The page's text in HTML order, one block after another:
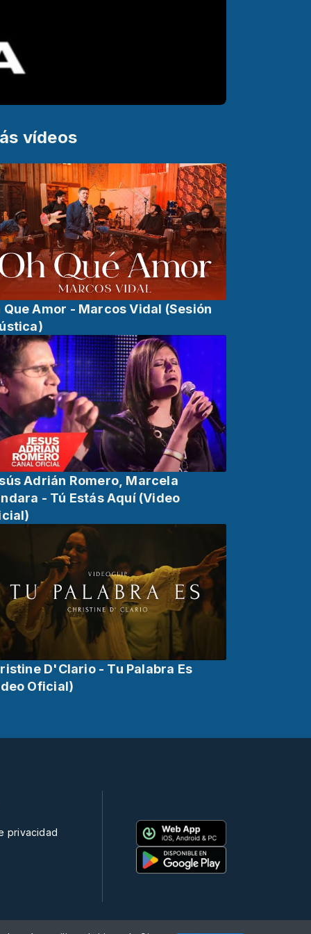
vídeos
Que Amor - Marcos Vidal (Sesión
Adrián Romero, Marcela
- Tú Estás Aquí (Video
D'Clario - Tu Palabra Es
Oficial)
privacidad